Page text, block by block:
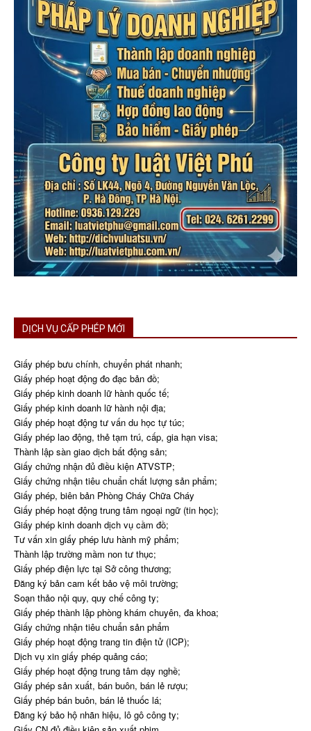
DỊCH VỤ CẤP PHÉP MỚI
Giấy phép bưu chính, chuyển phát nhanh;
Giấy phép hoạt động đo đạc bản đồ;
Giấy phép kinh doanh lữ hành quốc tế;
Giấy phép kinh doanh lữ hành nội địa;
Giấy phép hoạt động tư vấn du học tự túc;
Giấy phép lao động, thẻ tạm trú, cấp, gia hạn visa;
Thành lập sàn giao dịch bất động sản;
Giấy chứng nhận đủ điều kiện ATVSTP;
Giấy chứng nhận tiêu chuẩn chất lượng sản phẩm;
Giấy phép, biên bản Phòng Cháy Chữa Cháy
Giấy phép hoạt động trung tâm ngoại ngữ (tin học);
Giấy phép kinh doanh dịch vụ cầm đồ;
Tư vấn xin giấy phép lưu hành mỹ phẩm;
Thành lập trường mầm non tư thục;
Giấy phép điện lực tại Sở công thương;
Đăng ký bản cam kết bảo vệ môi trường;
Soạn thảo nội quy, quy chế công ty;
Giấy phép thành lập phòng khám chuyên, đa khoa;
Giấy chứng nhận tiêu chuẩn sản phẩm
Giấy phép hoạt động trang tin điện tử (ICP);
Dịch vụ xin giấy phép quảng cáo;
Giấy phép hoạt động trung tâm dạy nghề;
Giấy phép sản xuất, bán buôn, bán lẻ rượu;
Giấy phép bán buôn, bán lẻ thuốc lá;
Đăng ký bảo hộ nhãn hiệu, lô gô công ty;